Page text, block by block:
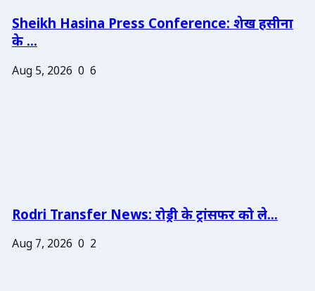
Sheikh Hasina Press Conference: शेख हसीना
के ...
Aug 5, 2026 0 6
Rodri Transfer News: रोड्री के ट्रांसफर को ले...
Aug 7, 2026 0 2